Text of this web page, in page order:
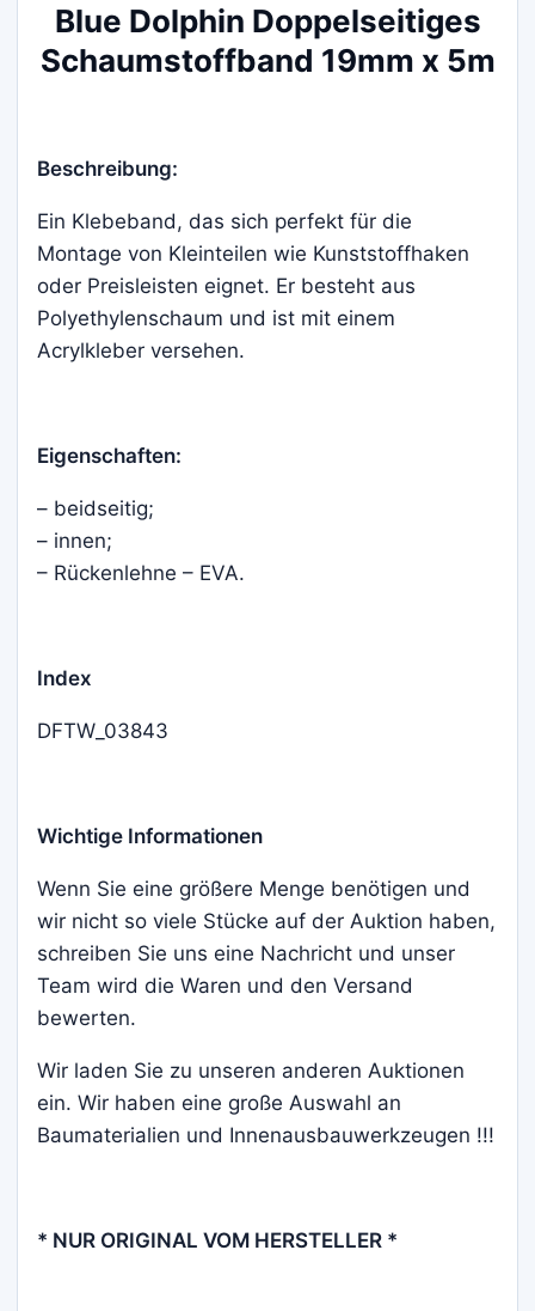
Blue Dolphin Doppelseitiges
Schaumstoffband 19mm x 5m
Beschreibung:
Ein Klebeband, das sich perfekt für die
Montage von Kleinteilen wie Kunststoffhaken
oder Preisleisten eignet. Er besteht aus
Polyethylenschaum und ist mit einem
Acrylkleber versehen.
Eigenschaften:
– beidseitig;
– innen;
– Rückenlehne – EVA.
Index
DFTW_03843
Wichtige Informationen
Wenn Sie eine größere Menge benötigen und
wir nicht so viele Stücke auf der Auktion haben,
schreiben Sie uns eine Nachricht und unser
Team wird die Waren und den Versand
bewerten.
Wir laden Sie zu unseren anderen Auktionen
ein. Wir haben eine große Auswahl an
Baumaterialien und Innenausbauwerkzeugen !!!
* NUR ORIGINAL VOM HERSTELLER *